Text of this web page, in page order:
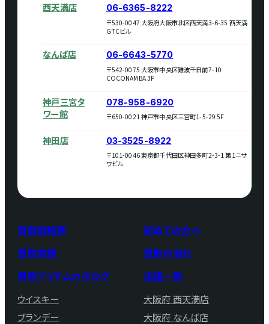
買取価格表
買取実績
買取アイテムカタログ
ウイスキー
ブランデー
初めての方へ
買取の流れ
店舗一覧
大阪府 西天満店
大阪府 なんば店
西天満店 06-6365-8222
〒530-0047 大阪府大阪市北区西天満3-6-35 西天満
GTCビル
なんば店 06-6643-5770
〒542-0075 大阪市中央区難波千日前7-10
COCONAMBA 3F
神戸三宮タ
ワー館
078-958-6920
〒650-0021 神戸市中央区三宮町1-5-29 5F
神田店 03-3525-8922
〒101-0046 東京都千代田区神田多町2-3-1 第1ニサ
ワビル